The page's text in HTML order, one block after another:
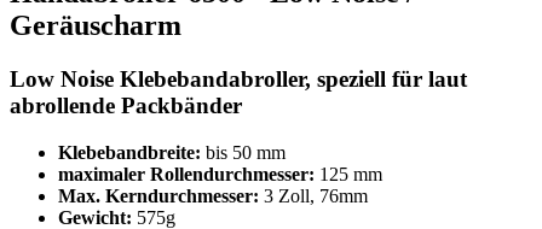
Geräuscharm
Low Noise Klebebandabroller, speziell für laut
abrollende Packbänder
Klebebandbreite: bis 50 mm
maximaler Rollendurchmesser: 125 mm
Max. Kerndurchmesser: 3 Zoll, 76mm
Gewicht: 575g